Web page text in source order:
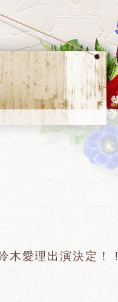
愛理出演決定！！